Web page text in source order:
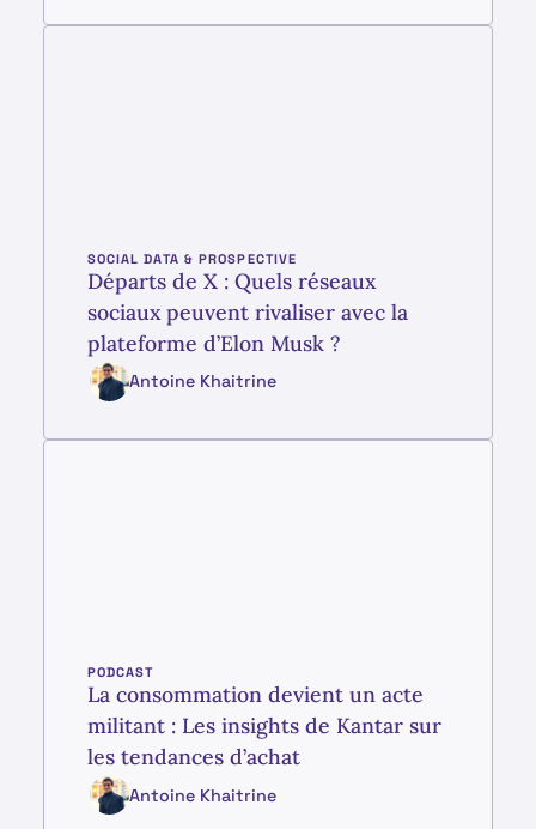
SOCIAL DATA & PROSPECTIVE
Départs de X : Quels réseaux
sociaux peuvent rivaliser avec la
plateforme d’Elon Musk ?
Antoine Khaitrine
PODCAST
La consommation devient un acte
militant : Les insights de Kantar sur
les tendances d’achat
Antoine Khaitrine